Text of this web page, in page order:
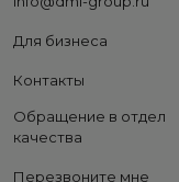
Для бизнеса
Контакты
Обращение в отдел
качества
Перезвоните мне